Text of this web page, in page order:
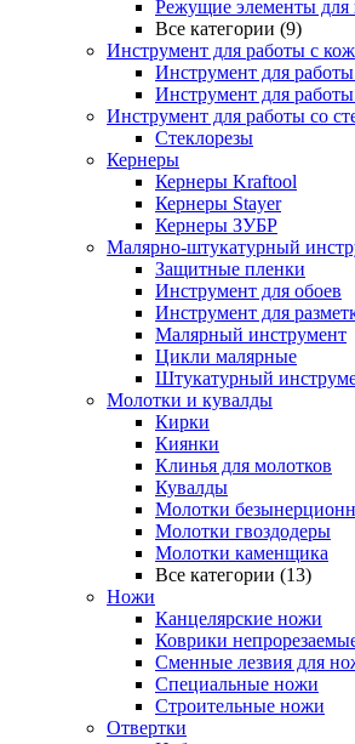
Режущие элементы для
Все категории (9)
Инструмент для работы с
Инструмент для
Инструмент для
Инструмент для работы со
Стеклорезы
Кернеры
Кернеры Kraftool
Кернеры Stayer
Кернеры ЗУБР
Малярно-штукатурный
Защитные пленки
Инструмент для обоев
Инструмент для
Малярный инструмент
Цикли малярные
Штукатурный
Молотки и кувалды
Кирки
Киянки
Клинья для молотков
Кувалды
Молотки
Молотки гвоздодеры
Молотки каменщика
Все категории (13)
Ножи
Канцелярские ножи
Коврики
Сменные лезвия для
Специальные ножи
Строительные ножи
Отвертки